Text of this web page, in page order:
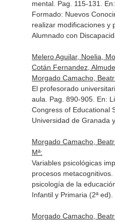
mental. Pag. 115-131.
Formado: Nuevos
realizar modificaciones y
Alumnado con
Melero Aguilar, Noelia,
Cotán Fernandez,
Morgado Camacho,
El profesorado
aula. Pag. 890-905. En:
Congress of Educational
Universidad de Granada
Morgado Camacho,
Mª:
Variables psicológicas
procesos metacognitivos.
psicología de la
Infantil y Primaria (2ª ed)
Morgado Camacho,